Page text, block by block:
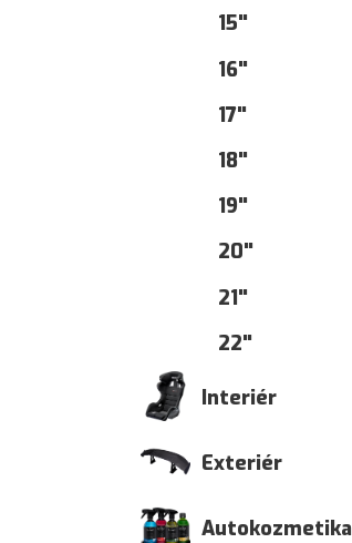
15"
16"
17"
18"
19"
20"
21"
22"
Interiér
Exteriér
Autokozmetika